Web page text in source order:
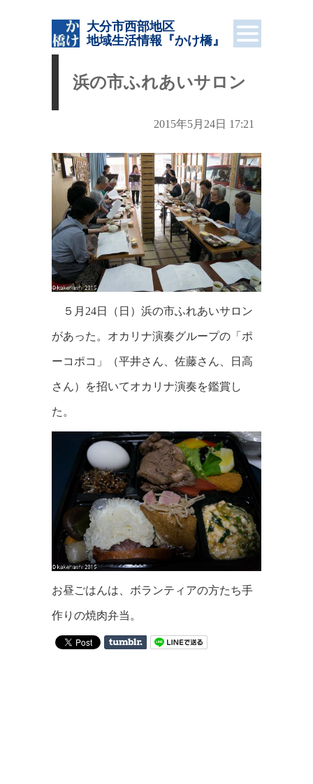
大分市西部地区
地域生活情報 『かけ橋』
浜の市ふれあいサロン
2015年5月24日 17:21
５月24日（日）浜の市ふれあいサロン
があった。オカリナ演奏グループの「ポ
ーコポコ」（平井さん、佐藤さん、日高
さん）を招いてオカリナ演奏を鑑賞し
た。
お昼ごはんは、ボランティアの方たち手
作りの焼肉弁当。